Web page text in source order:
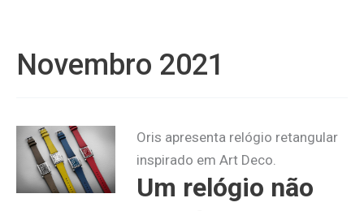
Novembro 2021
Oris apresenta relógio retangular
inspirado em Art Deco.
Um relógio não